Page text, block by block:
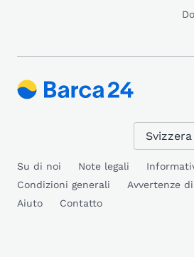
Su di noi Note legali
Condizioni generali
Avvertenze
Aiuto
Contatto